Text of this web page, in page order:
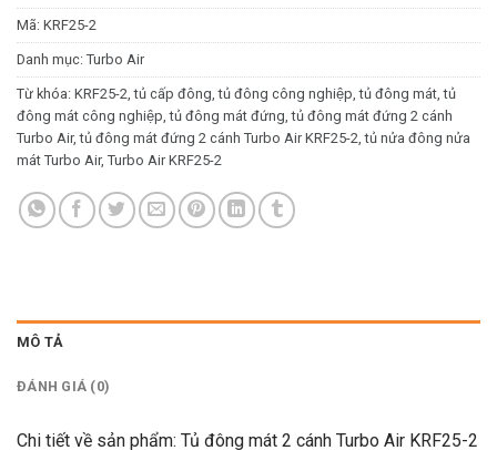
Mã: KRF25-2
Danh mục: Turbo Air
Từ khóa: KRF25-2 ,tủ cấp đông ,tủ đông công nghiệp ,tủ đông mát ,tủ
đông mát công nghiệp ,tủ đông mát đứng ,tủ đông mát đứng 2 cánh
Turbo Air,tủ đông mát đứng 2 cánh Turbo Air KRF25-2 ,tủ nửa đông nửa
mát Turbo Air, Turbo Air KRF25-2
MÔ TẢ
ĐÁNH GIÁ (0)
Chi tiết về sản phẩm: Tủ đông mát 2 cánh Turbo Air KRF25-2